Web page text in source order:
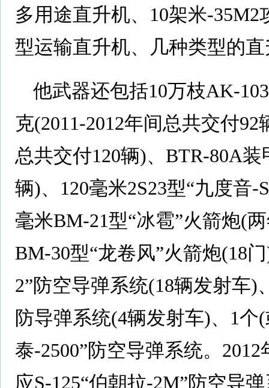
多用途直升机、10架米-
型运输直升机、几种类型的
他武器还包括10万枝AK-
克(2011-2012年间总共交付
总共交付120辆)、BTR-80A
辆)、120毫米2S23型“九度音
毫米BM-21型“冰雹”火箭炮(
BM-30型“龙卷风”火箭炮(18
2”防空导弹系统(18辆发射车)
防导弹系统(4辆发射车)、1个
泰-2500”防空导弹系统。
应S-125“伯朝拉-2M”防空导